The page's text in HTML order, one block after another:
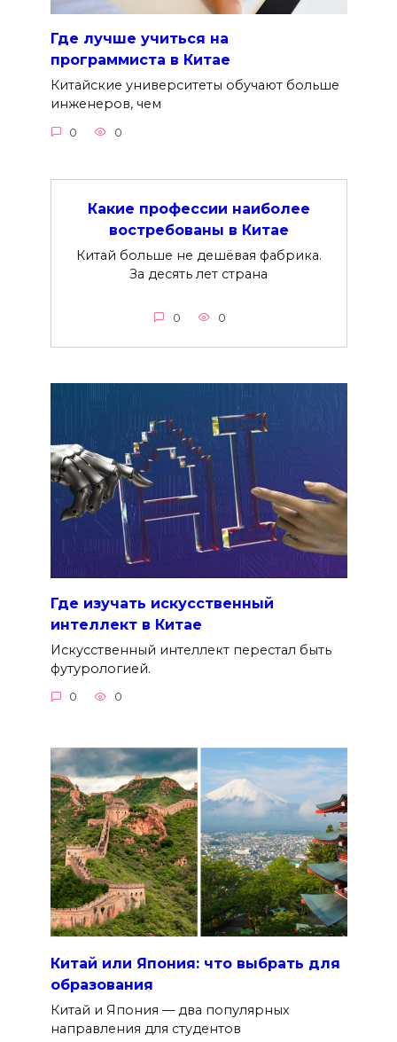
Где лучше учиться на
программиста в Китае
Китайские университеты обучают больше
инженеров, чем
0 0
Какие профессии наиболее
востребованы в Китае
Китай больше не дешёвая фабрика.
За десять лет страна
0 0
Где изучать искусственный
интеллект в Китае
Искусственный интеллект перестал быть
футурологией.
0 0
Китай или Япония: что выбрать для
образования
Китай и Япония — два популярных
направления для студентов